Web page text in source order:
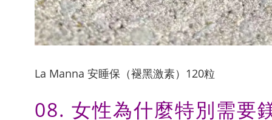
La Manna 安睡保（褪黑激素）120粒
08. 女性為什麼特別需要